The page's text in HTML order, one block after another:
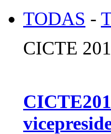
TODAS -
CICTE